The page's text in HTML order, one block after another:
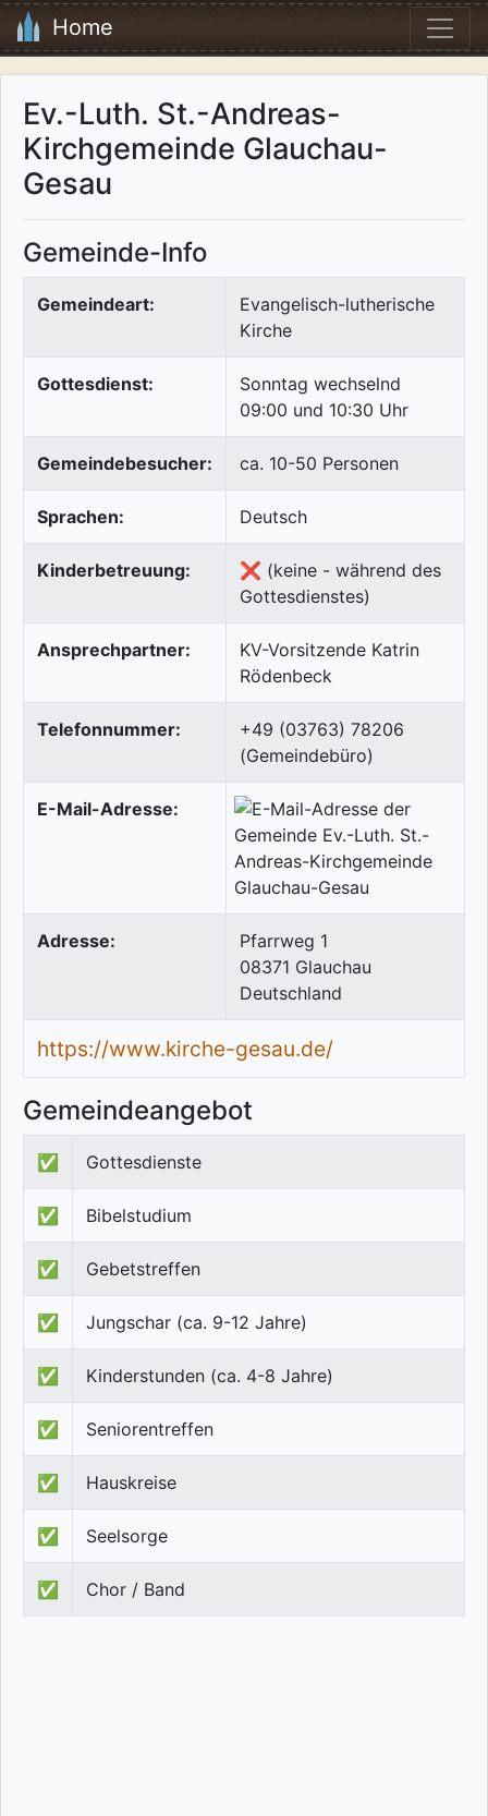
Home
Ev.-Luth. St.-Andreas-
Kirchgemeinde Glauchau-
Gesau
Gemeinde-Info
Gemeindeart:
Evangelisch-lutherische
Kirche
Gottesdienst:
Sonntag wechselnd
09:00 und 10:30 Uhr
Gemeindebesucher: ca. 10-50 Personen
Sprachen: Deutsch
Kinderbetreuung:
❌ (keine - während des
Gottesdienstes)
Ansprechpartner:
KV-Vorsitzende Katrin
Rödenbeck
Telefonnummer:
+49 (03763) 78206
(Gemeindebüro)
E-Mail-Adresse:
Adresse:
Pfarrweg 1
08371 Glauchau
Deutschland
https://www.kirche-gesau.de/
Gemeindeangebot
✅ Gottesdienste
✅ Bibelstudium
✅ Gebetstreffen
✅ Jungschar (ca. 9-12 Jahre)
✅ Kinderstunden (ca. 4-8 Jahre)
✅ Seniorentreffen
✅ Hauskreise
✅ Seelsorge
✅ Chor / Band